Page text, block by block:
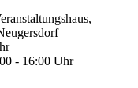
- 16:00 Uhr